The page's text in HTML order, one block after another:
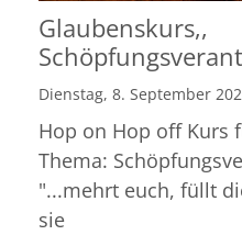
Glaubenskurs,,
Dienstag, 8. September
Hop on Hop off Kurs
Thema:
"...mehrt euch, füllt
sie